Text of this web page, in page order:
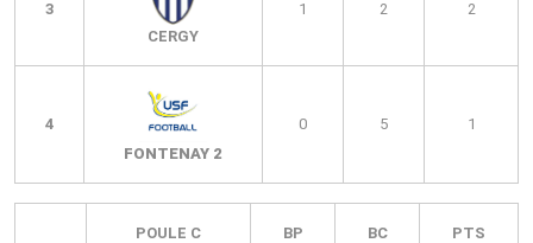
3
CERGY
1 2 2
4
FONTENAY 2
0 5 1
POULE C BP BC PTS